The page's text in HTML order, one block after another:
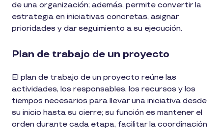
de una organización; además, permite convertir la
estrategia en iniciativas concretas, asignar
prioridades y dar seguimiento a su ejecución.
Plan de trabajo de un proyecto
El plan de trabajo de un proyecto reúne las
actividades, los responsables, los recursos y los
tiempos necesarios para llevar una iniciativa desde
su inicio hasta su cierre; su función es mantener el
orden durante cada etapa, facilitar la coordinación